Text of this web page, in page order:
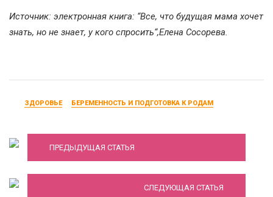
Источник: электронная книга: “Все, что будущая мама хочет
знать, но не знает, у кого спросить“,Елена Сосорева.
ЗДОРОВЬЕ БЕРЕМЕННОСТЬ И ПОДГОТОВКА К РОДАМ
ПРЕДЫДУЩАЯ СТАТЬЯ
11 неделя беременности
СЛЕДУЮЩАЯ СТАТЬЯ